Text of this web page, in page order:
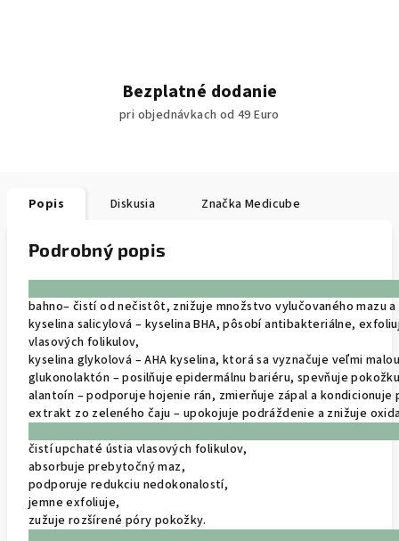
Bezplatné dodanie
pri objednávkach od 49 Euro
Popis Diskusia Značka Medicube
Podrobný popis
bahno– čistí od nečistôt, znižuje množstvo vylučovaného mazu
kyselina salicylová – kyselina BHA, pôsobí antibakteriálne,
vlasových folikulov,
kyselina glykolová – AHA kyselina, ktorá sa vyznačuje veľmi
glukonolaktón – posilňuje epidermálnu bariéru, spevňuje
alantoín – podporuje hojenie rán, zmierňuje zápal a kondicionuje
extrakt zo zeleného čaju – upokojuje podráždenie a znižuje
čistí upchaté ústia vlasových folikulov,
absorbuje prebytočný maz,
podporuje redukciu nedokonalostí,
jemne exfoliuje,
zužuje rozšírené póry pokožky.